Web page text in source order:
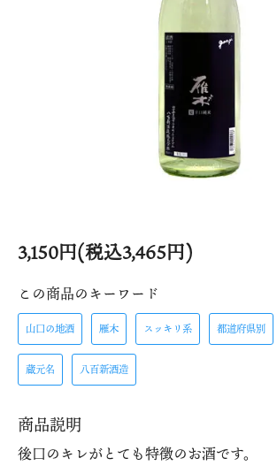
3,150円(税込3,465円)
この商品のキーワード
山口の地酒 雁木 スッキリ系 都道府県別
蔵元名 八百新酒造
商品説明
後口のキレがとても特徴のお酒です。